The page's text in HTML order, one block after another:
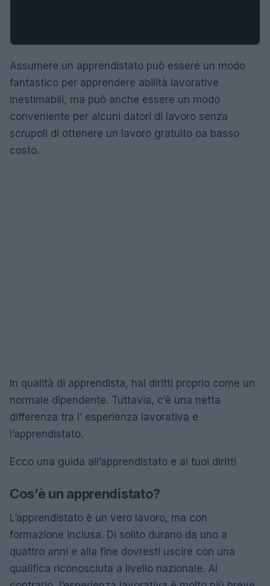
Assumere un apprendistato può essere un modo
fantastico per apprendere abilità lavorative
inestimabili, ma può anche essere un modo
conveniente per alcuni datori di lavoro senza
scrupoli di ottenere un lavoro gratuito oa basso
costo.
In qualità di apprendista, hai diritti proprio come un
normale dipendente. Tuttavia, c’è una netta
differenza tra l’ esperienza lavorativa e
l’apprendistato.
Ecco una guida all’apprendistato e ai tuoi diritti
Cos’è un apprendistato?
L’apprendistato è un vero lavoro, ma con
formazione inclusa. Di solito durano da uno a
quattro anni e alla fine dovresti uscire con una
qualifica riconosciuta a livello nazionale. Al